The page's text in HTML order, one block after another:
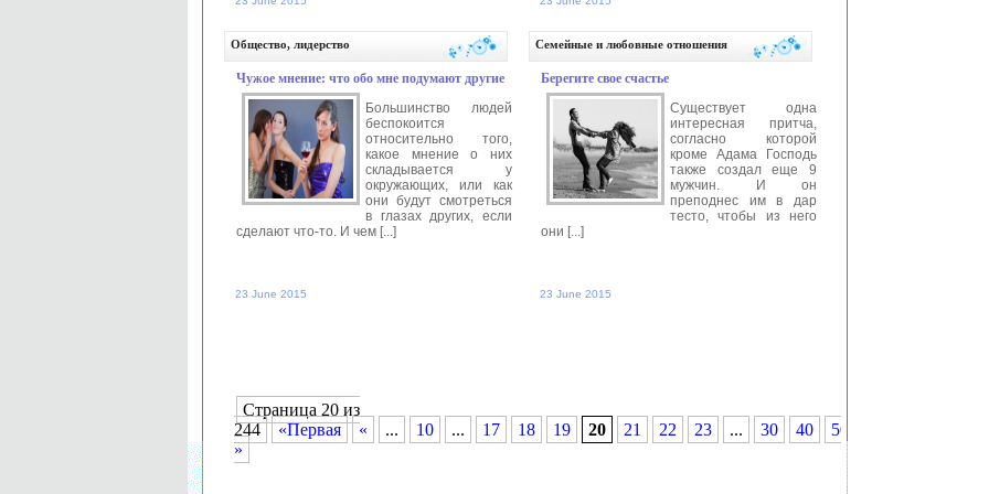
Общество, лидерство
Чужое мнение: что обо мне подумают другие
Большинство людей
беспокоится
относительно того,
какое мнение о них
складывается у
окружающих, или как
они будут смотреться
в глазах других, если
сделают что-то. И чем [...]
23 June 2015
Семейные и любовные отношения
Берегите свое счастье
Существует одна
интересная притча,
согласно которой
кроме Адама Господь
также создал еще 9
мужчин. И он
преподнес им в дар
тесто, чтобы из него
они [...]
23 June 2015
Страница 20 из
244
«Первая « ... 10 ... 17 18 19 20 21 22 23 ... 30 40 50
»